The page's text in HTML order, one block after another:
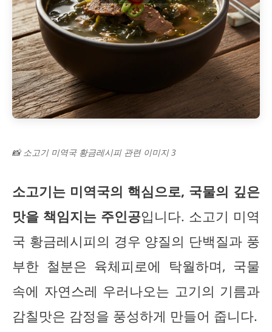
📸 소고기 미역국 황금레시피 관련 이미지 3
소고기는 미역국의 핵심으로, 국물의 깊은
맛을 책임지는 주인공입니다. 소고기 미역
국 황금레시피의 경우 양질의 단백질과 풍
부한 철분은 육체피로에 탁월하며, 국물
속에 자연스레 우러나오는 고기의 기름과
감칠맛은 감정을 풍성하게 만들어 줍니다.